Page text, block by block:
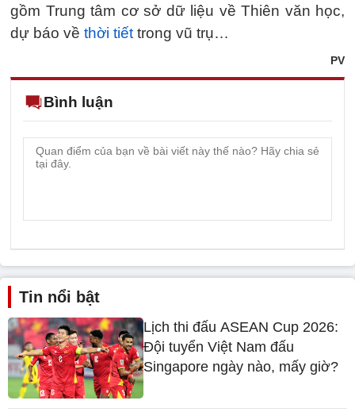
gồm Trung tâm cơ sở dữ liệu về Thiên văn học,
dự báo về thời tiết trong vũ trụ…
PV
Bình luận
Tin nổi bật
Lịch thi đấu ASEAN Cup 2026:
Đội tuyển Việt Nam đấu
Singapore ngày nào, mấy giờ?